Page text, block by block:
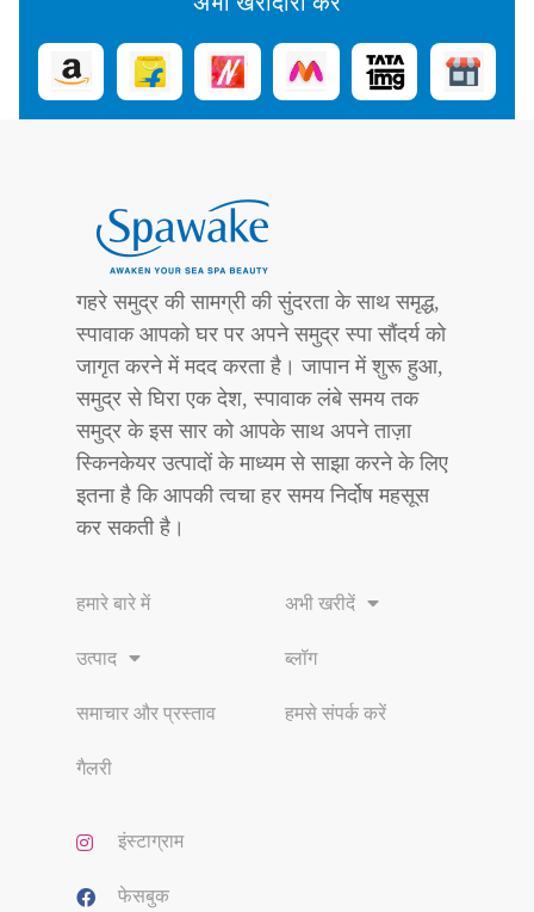
गहरे समुद्र की सामग्री की सुंदरता के साथ समृद्ध,
स्पावाक आपको घर पर अपने समुद्र स्पा सौंदर्य को
जागृत करने में मदद करता है। जापान में शुरू हुआ,
समुद्र से घिरा एक देश, स्पावाक लंबे समय तक
समुद्र के इस सार को आपके साथ अपने ताज़ा
स्किनकेयर उत्पादों के माध्यम से साझा करने के लिए
इतना है कि आपकी त्वचा हर समय निर्दोष महसूस
कर सकती है।
हमारे बारे में
उत्पाद
समाचार और प्रस्ताव
गैलरी
अभी खरीदें
ब्लॉग
हमसे संपर्क करें
इंस्टाग्राम
फेसबुक